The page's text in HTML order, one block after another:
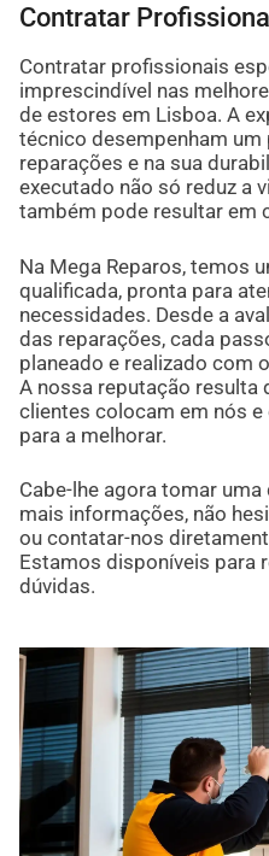
Contratar
Contratar profissionais
imprescindível nas
de estores em Lisboa. A
técnico desempenham um
reparações e na sua
executado não só reduz a
também pode resultar em
Na Mega Reparos, temos
qualificada, pronta para
necessidades. Desde a
das reparações, cada
planeado e realizado com
A nossa reputação resulta
clientes colocam em nós
para a melhorar.
Cabe-lhe agora tomar
mais informações, não
ou contatar-nos
Estamos disponíveis para
dúvidas.